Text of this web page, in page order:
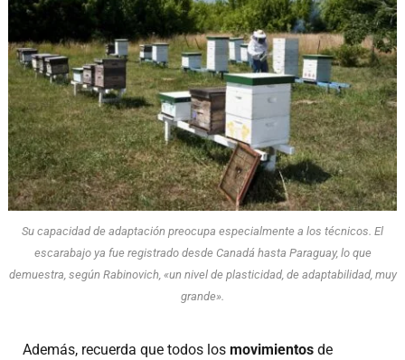
Su capacidad de adaptación preocupa especialmente a los técnicos. El
escarabajo ya fue registrado desde Canadá hasta Paraguay, lo que
demuestra, según Rabinovich, «un nivel de plasticidad, de adaptabilidad, muy
grande».
Además, recuerda que todos los movimientos de